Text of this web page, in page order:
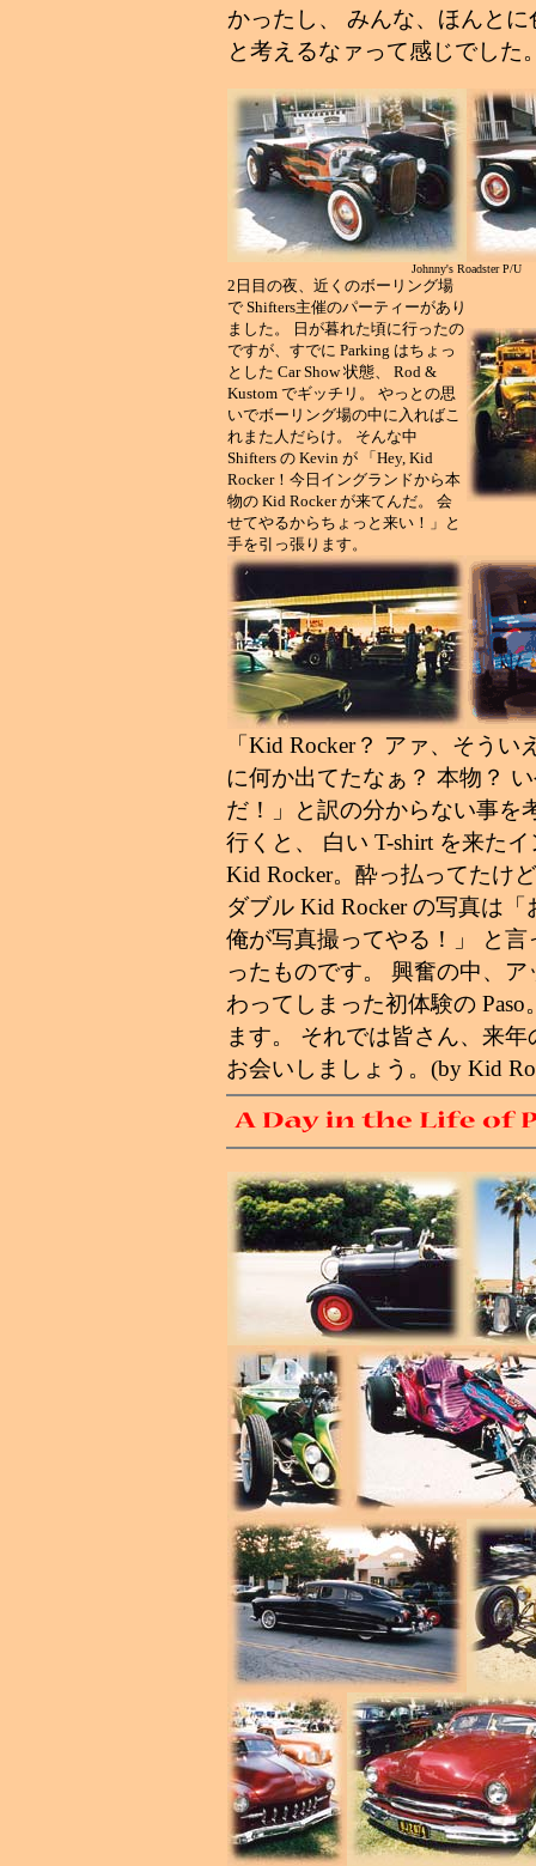
かったし、 みんな、ほんとに
と考えるなァって感じでした
Johnny's Roadster P/U
2日目の夜、近くのボーリング場
で Shifters主催のパーティーがあり
ました。 日が暮れた頃に行ったの
ですが、すでに Parking はちょっ
とした Car Show 状態、 Rod &
Kustom でギッチリ。 やっとの思
いでボーリング場の中に入ればこ
れまた人だらけ。 そんな中
Shifters の Kevin が 「Hey, Kid
Rocker！今日イングランドから本
物の Kid Rocker が来てんだ。 会
せてやるからちょっと来い！」と
手を引っ張ります。
「Kid Rocker？ アァ、そうい
に何か出てたなぁ？ 本物？
だ！」と訳の分からない事を
行くと、 白い T-shirt を来た
Kid Rocker。酔っ払ってたけ
ダブル Kid Rocker の写真は
俺が写真撮ってやる！」 と言
ったものです。 興奮の中、
わってしまった初体験の
ます。 それでは皆さん、来年
お会いしましょう。(by Kid